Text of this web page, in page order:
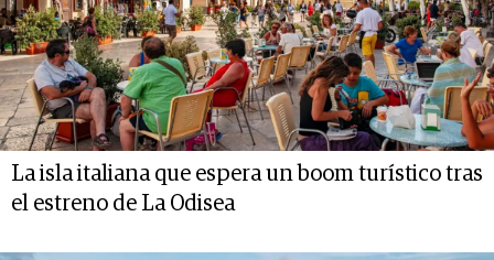
La isla italiana que espera un boom turístico tras
el estreno de La Odisea